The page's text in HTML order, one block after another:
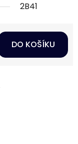
2B41
DO KOŠÍKU